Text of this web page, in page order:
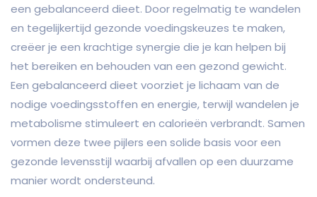
een gebalanceerd dieet. Door regelmatig te wandelen
en tegelijkertijd gezonde voedingskeuzes te maken,
creëer je een krachtige synergie die je kan helpen bij
het bereiken en behouden van een gezond gewicht.
Een gebalanceerd dieet voorziet je lichaam van de
nodige voedingsstoffen en energie, terwijl wandelen je
metabolisme stimuleert en calorieën verbrandt. Samen
vormen deze twee pijlers een solide basis voor een
gezonde levensstijl waarbij afvallen op een duurzame
manier wordt ondersteund.